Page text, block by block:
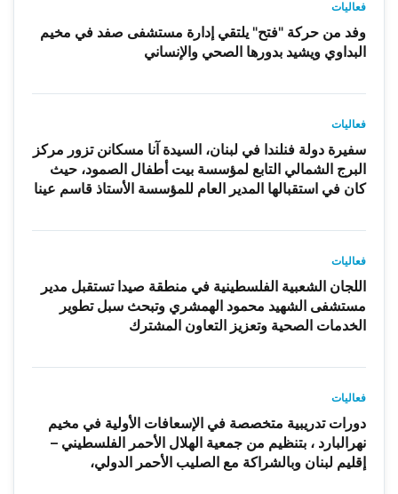
فعاليات
وفد من حركة "فتح" يلتقي إدارة مستشفى صفد في مخيم
البداوي ويشيد بدورها الصحي والإنساني
فعاليات
سفيرة دولة فنلندا في لبنان، السيدة آنا مسكانن تزور مركز
البرج الشمالي التابع لمؤسسة بيت أطفال الصمود، حيث
كان في استقبالها المدير العام للمؤسسة الأستاذ قاسم عينا
فعاليات
اللجان الشعبية الفلسطينية في منطقة صيدا تستقبل مدير
مستشفى الشهيد محمود الهمشري وتبحث سبل تطوير
الخدمات الصحية وتعزيز التعاون المشترك
فعاليات
دورات تدريبية متخصصة في الإسعافات الأولية في مخيم
نهرالبارد ، بتنظيم من جمعية الهلال الأحمر الفلسطيني –
إقليم لبنان وبالشراكة مع الصليب الأحمر الدولي،